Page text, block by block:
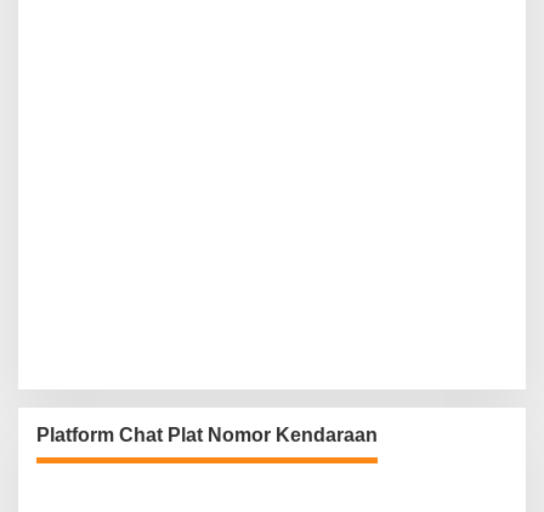
Platform Chat Plat Nomor Kendaraan